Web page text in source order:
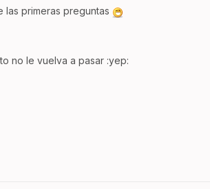
las primeras preguntas
no le vuelva a pasar :yep: